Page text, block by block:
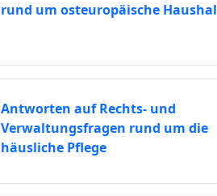
rund um osteuropäische
Antworten auf Rechts- und
Verwaltungsfragen rund um die
häusliche Pflege